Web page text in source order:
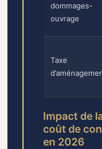
dommages-
ouvrage
Taxe
Impact de
coût de
en 2026